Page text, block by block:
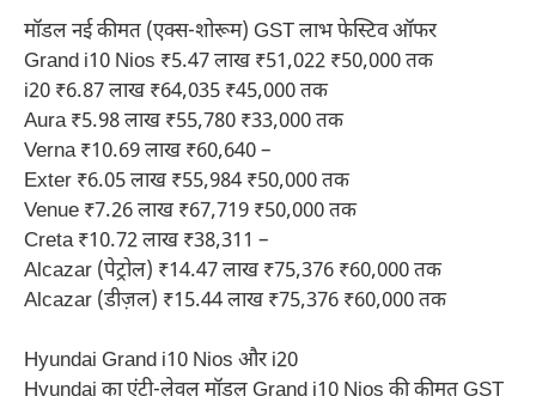
मॉडल नई कीमत (एक्स-शोरूम) GST लाभ फेस्टिव ऑफर
Grand i10 Nios ₹5.47 लाख ₹51,022 ₹50,000 तक
i20 ₹6.87 लाख ₹64,035 ₹45,000 तक
Aura ₹5.98 लाख ₹55,780 ₹33,000 तक
Verna ₹10.69 लाख ₹60,640 –
Exter ₹6.05 लाख ₹55,984 ₹50,000 तक
Venue ₹7.26 लाख ₹67,719 ₹50,000 तक
Creta ₹10.72 लाख ₹38,311 –
Alcazar (पेट्रोल) ₹14.47 लाख ₹75,376 ₹60,000 तक
Alcazar (डीज़ल) ₹15.44 लाख ₹75,376 ₹60,000 तक
Hyundai Grand i10 Nios और i20